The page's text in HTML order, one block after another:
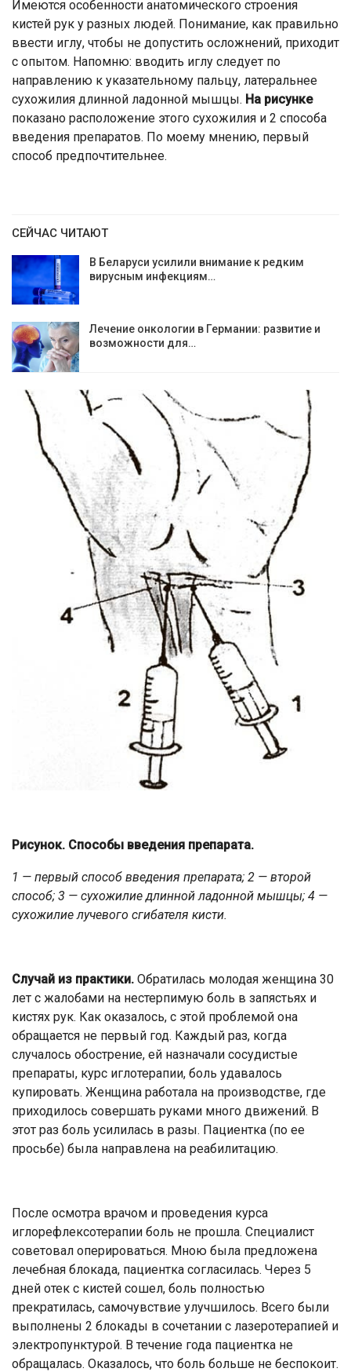
Имеются особенности анатомического строения
кистей рук у разных людей. Понимание, как правильно
ввести иглу, чтобы не допустить осложнений, приходит
с опытом. Напомню: вводить иглу следует по
направлению к указательному пальцу, латеральнее
сухожилия длинной ладонной мышцы. На рисунке
показано расположение этого сухожилия и 2 способа
введения препаратов. По моему мнению, первый
способ предпочтительнее.
СЕЙЧАС ЧИТАЮТ
В Беларуси усилили внимание к редким
вирусным инфекциям…
Лечение онкологии в Германии: развитие и
возможности для…
Рисунок. Способы введения препарата.
1 — первый способ введения препарата; 2 — второй
способ; 3 — сухожилие длинной ладонной мышцы; 4 —
сухожилие лучевого сгибателя кисти.
Случай из практики. Обратилась молодая женщина 30
лет с жалобами на нестерпимую боль в запястьях и
кистях рук. Как оказалось, с этой проблемой она
обращается не первый год. Каждый раз, когда
случалось обострение, ей назначали сосудистые
препараты, курс иглотерапии, боль удавалось
купировать. Женщина работала на производстве, где
приходилось совершать руками много движений. В
этот раз боль усилилась в разы. Пациентка (по ее
просьбе) была направлена на реабилитацию.
После осмотра врачом и проведения курса
иглорефлексотерапии боль не прошла. Специалист
советовал оперироваться. Мною была предложена
лечебная блокада, пациентка согласилась. Через 5
дней отек с кистей сошел, боль полностью
прекратилась, самочувствие улучшилось. Всего были
выполнены 2 блокады в сочетании с лазеротерапией и
электропунктурой. В течение года пациентка не
обращалась. Оказалось, что боль больше не беспокоит.